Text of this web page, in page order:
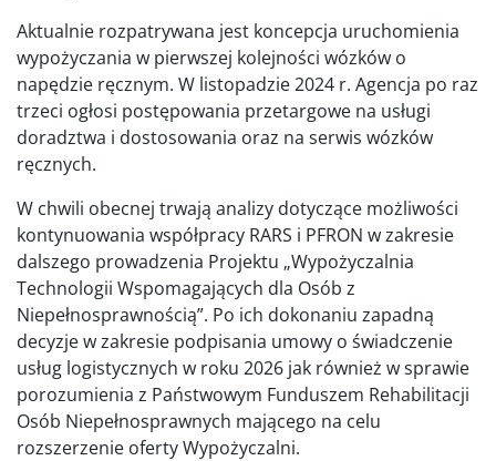
Aktualnie rozpatrywana jest koncepcja uruchomienia
wypożyczania w pierwszej kolejności wózków o
napędzie ręcznym. W listopadzie 2024 r. Agencja po raz
trzeci ogłosi postępowania przetargowe na usługi
doradztwa i dostosowania oraz na serwis wózków
ręcznych.
W chwili obecnej trwają analizy dotyczące możliwości
kontynuowania współpracy RARS i PFRON w zakresie
dalszego prowadzenia Projektu „Wypożyczalnia
Technologii Wspomagających dla Osób z
Niepełnosprawnością”. Po ich dokonaniu zapadną
decyzje w zakresie podpisania umowy o świadczenie
usług logistycznych w roku 2026 jak również w sprawie
porozumienia z Państwowym Funduszem Rehabilitacji
Osób Niepełnosprawnych mającego na celu
rozszerzenie oferty Wypożyczalni.